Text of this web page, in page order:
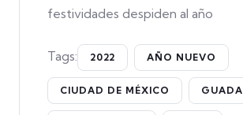
festividades despiden al año
Tags: 2022 AÑO NUEVO
CIUDAD DE MÉXICO